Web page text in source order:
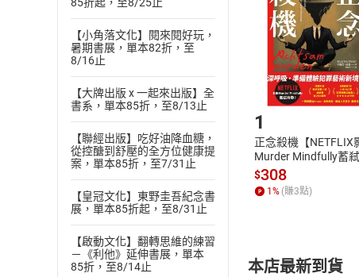
【小角落文化】閱來閱好玩，
暑期書展，單本82折，至
8/16止
【大牌出版 x 一起來出版】全
書系，單本85折，至8/13止
【聯經出版】吃好油降血糖，
從控醣到舒壓的全方位健康提
案，單本85折，至7/31止
【皇冠文化】東野圭吾紀念書
展，單本85折起，至8/31止
【啟動文化】翻轉思維的練習
－《利他》延伸書展，單本
85折，至8/14止
貨」，本店鋪
請注意，樂天
購書後，
Step1.
1
正念殺機【NETFLIX
Murder Mindfully蓄
發】【電子書】
$308
1 % (賺3點)
本店最新到貨